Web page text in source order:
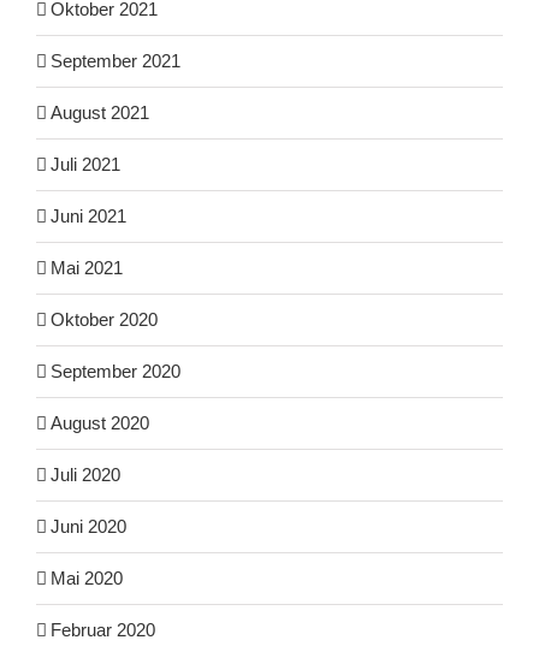
Oktober 2021
September 2021
August 2021
Juli 2021
Juni 2021
Mai 2021
Oktober 2020
September 2020
August 2020
Juli 2020
Juni 2020
Mai 2020
Februar 2020